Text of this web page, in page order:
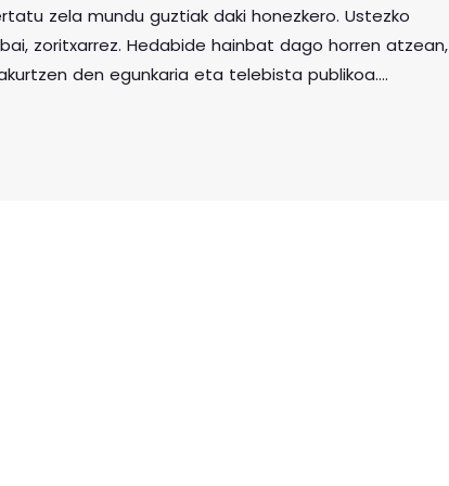
zela mundu guztiak daki honezkero. Ustezko
zoritxarrez. Hedabide hainbat dago horren atzean,
den egunkaria eta telebista publikoa.
ez daukaten datuak, eta sare sozialetan